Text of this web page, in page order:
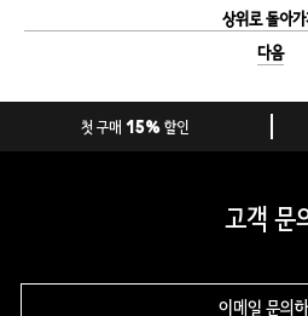
상위로 돌아가
다음
첫 구매 15% 할인
고객 문
이메일 문의하